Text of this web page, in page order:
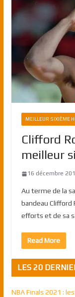
MEILLEUR SIXIÈME
Clifford
meilleur
16 décembre
Au terme de la
bandeau Clifford
efforts et de sa
Read More
LES 20
NBA Finals 2021 :